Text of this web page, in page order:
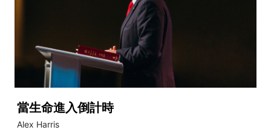
當生命進入倒計時
Alex Harris